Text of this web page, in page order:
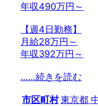
年収490万円～
【週4日勤務】
月給28万円～
年収392万円～
……続きを読む
市区町村東京都